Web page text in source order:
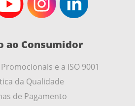
ao Consumidor
e a ISO 9001
da Qualidade
de Pagamento